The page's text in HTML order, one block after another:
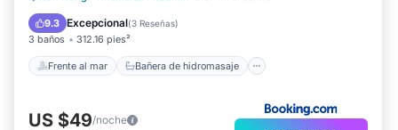
9.3 Excepcional(3 Reseñas)
3 baños 312.16 pies²
Frente al mar Bañera de hidromasaje
Aparcamiento
US $49/noche